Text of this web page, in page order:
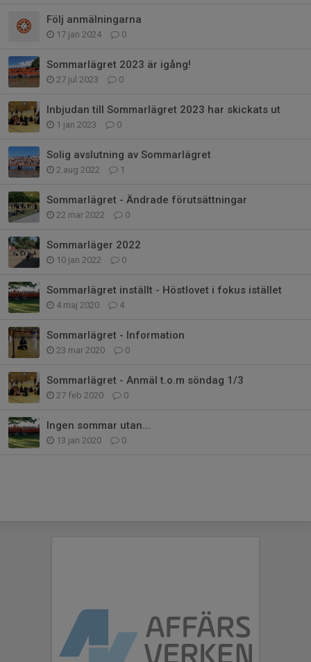
Följ anmälningarna
17 jan 2024 0
Sommarlägret 2023 är igång!
27 jul 2023 0
Inbjudan till Sommarlägret 2023 har skickats ut
1 jan 2023 0
Solig avslutning av Sommarlägret
2 aug 2022 1
Sommarlägret - Ändrade förutsättningar
22 mar 2022 0
Sommarläger 2022
10 jan 2022 0
Sommarlägret inställt - Höstlovet i fokus istället
4 maj 2020 4
Sommarlägret - Information
23 mar 2020 0
Sommarlägret - Anmäl t.o.m söndag 1/3
27 feb 2020 0
Ingen sommar utan...
13 jan 2020 0